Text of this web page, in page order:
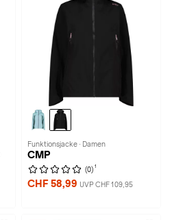
Funktionsjacke · Damen
CMP
(0) 1
CHF 58,99 UVP CHF 109,95